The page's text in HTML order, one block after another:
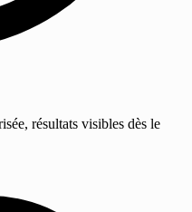
résultats visibles dès le